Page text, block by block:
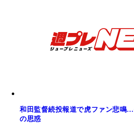
和田監督続投報道で虎ファン悲鳴
の思惑